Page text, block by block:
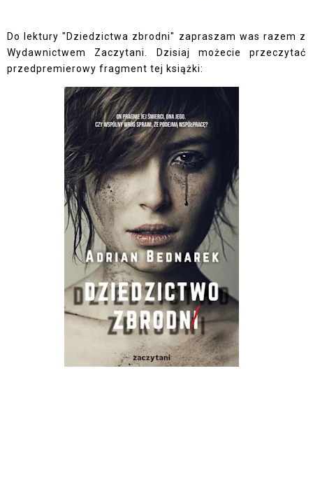
Do lektury "Dziedzictwa zbrodni" zapraszam was razem z
Wydawnictwem Zaczytani. Dzisiaj możecie przeczytać
przedpremierowy fragment tej książki: